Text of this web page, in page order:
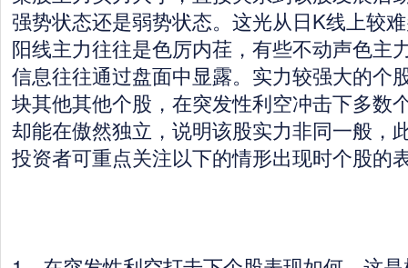
强势状态还是弱势状态。这光从日K线上较
阳线主力往往是色厉内荏，有些不动声色主
信息往往通过盘面中显露。实力较强大的个
块其他其他个股，在突发性利空冲击下多数
却能在傲然独立，说明该股实力非同一般，
投资者可重点关注以下的情形出现时个股的